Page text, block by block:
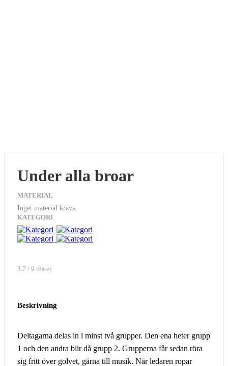
Under alla broar
MATERIAL
Inget material krävs
KATEGORI
3.7 / 9 röster
Beskrivning
Deltagarna delas in i minst två grupper. Den ena heter grupp
1 och den andra blir då grupp 2. Grupperna får sedan röra
sig fritt över golvet, gärna till musik. När ledaren ropar